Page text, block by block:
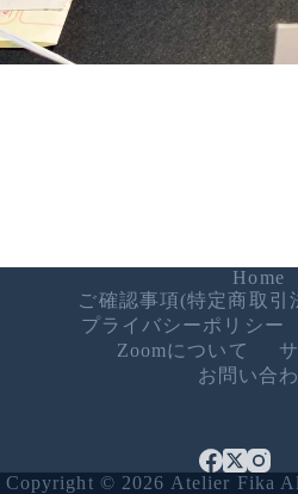
Home
ご確認事項(特定商取引
プライバシーポリシー
Zoomについて
お問い合
Copyright © 2026 Atelier Fika